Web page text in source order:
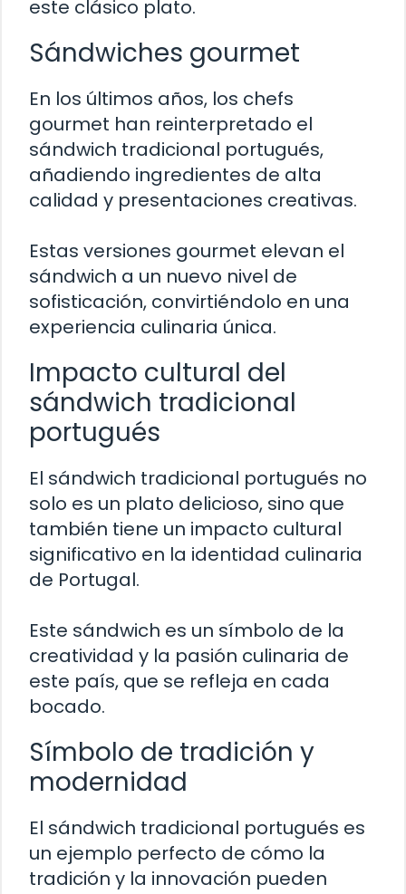
este clásico plato.
Sándwiches gourmet
En los últimos años, los chefs
gourmet han reinterpretado el
sándwich tradicional portugués,
añadiendo ingredientes de alta
calidad y presentaciones creativas.
Estas versiones gourmet elevan el
sándwich a un nuevo nivel de
sofisticación, convirtiéndolo en una
experiencia culinaria única.
Impacto cultural del
sándwich tradicional
portugués
El sándwich tradicional portugués no
solo es un plato delicioso, sino que
también tiene un impacto cultural
significativo en la identidad culinaria
de Portugal.
Este sándwich es un símbolo de la
creatividad y la pasión culinaria de
este país, que se refleja en cada
bocado.
Símbolo de tradición y
modernidad
El sándwich tradicional portugués es
un ejemplo perfecto de cómo la
tradición y la innovación pueden